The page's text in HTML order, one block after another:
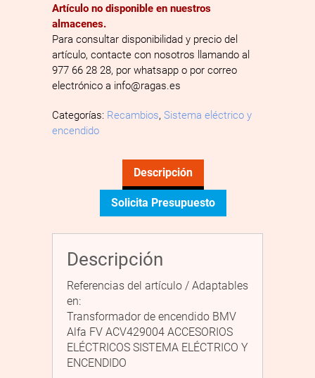
Artículo no disponible en nuestros
almacenes.
Para consultar disponibilidad y precio del
artículo, contacte con nosotros llamando al
977 66 28 28, por whatsapp o por correo
electrónico a info@ragas.es
Categorías: Recambios, Sistema eléctrico y
encendido
Descripción
Solicita Presupuesto
Descripción
Referencias del artículo / Adaptables
en:
Transformador de encendido BMV
Alfa FV ACV429004 ACCESORIOS
ELÉCTRICOS SISTEMA ELÉCTRICO Y
ENCENDIDO